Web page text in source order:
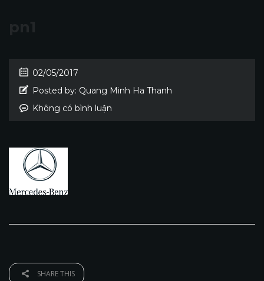
02/05/2017
Posted by: Quang Minh Ha Thanh
Không có bình luận
SHARE THIS